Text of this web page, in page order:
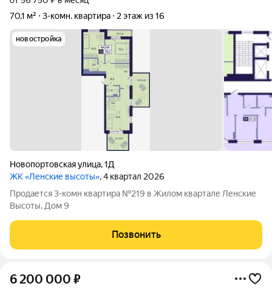
70,1 м²
3-комн. квартира 2 этаж из 16
новостройка
Новопортовская улица,1Д
ЖК «Ленские высоты», 4 квартал 2026
Продается 3-комн квартира №219 в Жилом квартале Ленские
Высоты, Дом 9
Позвонить
6 200 000 ₽